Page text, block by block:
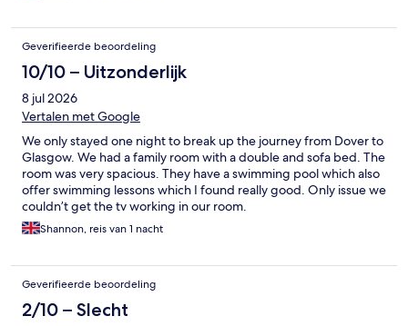
Geverifieerde beoordeling
10/10 – Uitzonderlijk
8 jul 2026
Vertalen met Google
We only stayed one night to break up the journey from Dover to
Glasgow. We had a family room with a double and sofa bed. The
room was very spacious. They have a swimming pool which also
offer swimming lessons which I found really good. Only issue we
couldn’t get the tv working in our room.
Shannon, reis van 1 nacht
Geverifieerde beoordeling
2/10 – Slecht